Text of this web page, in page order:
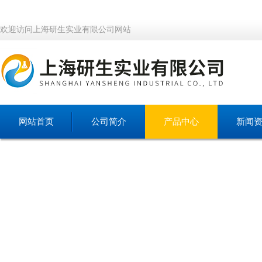
欢迎访问上海研生实业有限公司网站
网站首页 公司简介 产品中心 新闻